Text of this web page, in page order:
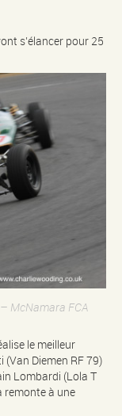
s’élancer pour 25
McNamara FCA
le meilleur
Diemen RF 79)
Lombardi (Lola T
remonte à une